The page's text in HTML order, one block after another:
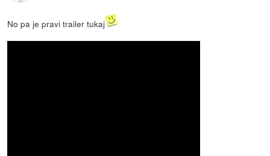
No pa je pravi trailer tukaj